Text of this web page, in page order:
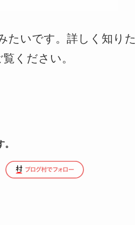
たいです。詳しく知りた
ください。